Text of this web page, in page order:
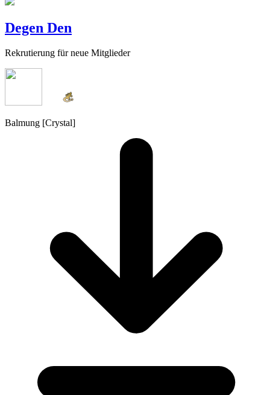
Degen Den
Rekrutierung für neue Mitglieder
Balmung [Crystal]